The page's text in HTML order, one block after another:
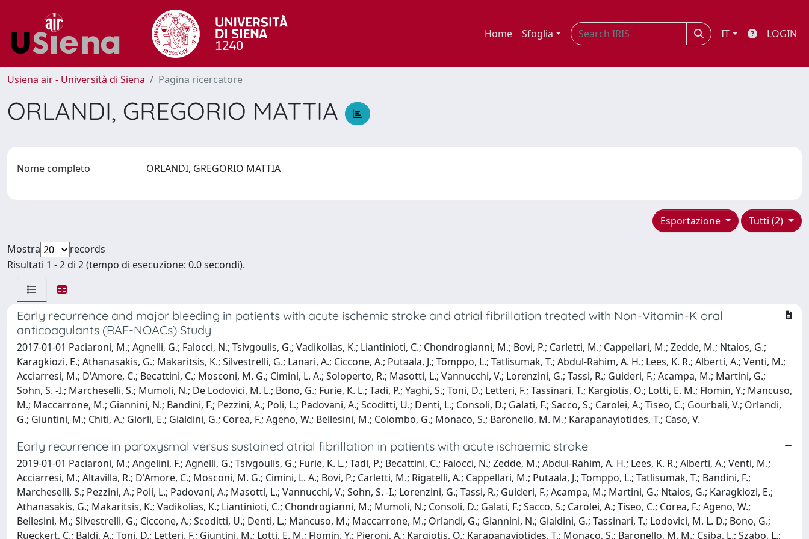
Home Sfoglia IT LOGIN
Usiena air - Università di Siena Pagina ricercatore
ORLANDI, GREGORIO MATTIA
Nome completo ORLANDI, GREGORIO MATTIA
Tutti (2)
Esportazione
Mostra
records
Risultati 1 - 2 di 2 (tempo di esecuzione: 0.0 secondi).
Early recurrence and major bleeding in patients with acute ischemic stroke and atrial fibrillation treated with Non-Vitamin-K oral
anticoagulants (RAF-NOACs) Study
2017-01-01 Paciaroni, M.; Agnelli, G.; Falocci, N.; Tsivgoulis, G.; Vadikolias, K.; Liantinioti, C.; Chondrogianni, M.; Bovi, P.; Carletti, M.; Cappellari, M.; Zedde, M.; Ntaios, G.;
Karagkiozi, E.; Athanasakis, G.; Makaritsis, K.; Silvestrelli, G.; Lanari, A.; Ciccone, A.; Putaala, J.; Tomppo, L.; Tatlisumak, T.; Abdul-Rahim, A. H.; Lees, K. R.; Alberti, A.; Venti, M.;
Acciarresi, M.; D'Amore, C.; Becattini, C.; Mosconi, M. G.; Cimini, L. A.; Soloperto, R.; Masotti, L.; Vannucchi, V.; Lorenzini, G.; Tassi, R.; Guideri, F.; Acampa, M.; Martini, G.;
Sohn, S. -I.; Marcheselli, S.; Mumoli, N.; De Lodovici, M. L.; Bono, G.; Furie, K. L.; Tadi, P.; Yaghi, S.; Toni, D.; Letteri, F.; Tassinari, T.; Kargiotis, O.; Lotti, E. M.; Flomin, Y.; Mancuso,
M.; Maccarrone, M.; Giannini, N.; Bandini, F.; Pezzini, A.; Poli, L.; Padovani, A.; Scoditti, U.; Denti, L.; Consoli, D.; Galati, F.; Sacco, S.; Carolei, A.; Tiseo, C.; Gourbali, V.; Orlandi,
G.; Giuntini, M.; Chiti, A.; Giorli, E.; Gialdini, G.; Corea, F.; Ageno, W.; Bellesini, M.; Colombo, G.; Monaco, S.; Baronello, M. M.; Karapanayiotides, T.; Caso, V.
Early recurrence in paroxysmal versus sustained atrial fibrillation in patients with acute ischaemic stroke
2019-01-01 Paciaroni, M.; Angelini, F.; Agnelli, G.; Tsivgoulis, G.; Furie, K. L.; Tadi, P.; Becattini, C.; Falocci, N.; Zedde, M.; Abdul-Rahim, A. H.; Lees, K. R.; Alberti, A.; Venti, M.;
Acciarresi, M.; Altavilla, R.; D'Amore, C.; Mosconi, M. G.; Cimini, L. A.; Bovi, P.; Carletti, M.; Rigatelli, A.; Cappellari, M.; Putaala, J.; Tomppo, L.; Tatlisumak, T.; Bandini, F.;
Marcheselli, S.; Pezzini, A.; Poli, L.; Padovani, A.; Masotti, L.; Vannucchi, V.; Sohn, S. -I.; Lorenzini, G.; Tassi, R.; Guideri, F.; Acampa, M.; Martini, G.; Ntaios, G.; Karagkiozi, E.;
Athanasakis, G.; Makaritsis, K.; Vadikolias, K.; Liantinioti, C.; Chondrogianni, M.; Mumoli, N.; Consoli, D.; Galati, F.; Sacco, S.; Carolei, A.; Tiseo, C.; Corea, F.; Ageno, W.;
Bellesini, M.; Silvestrelli, G.; Ciccone, A.; Scoditti, U.; Denti, L.; Mancuso, M.; Maccarrone, M.; Orlandi, G.; Giannini, N.; Gialdini, G.; Tassinari, T.; Lodovici, M. L. D.; Bono, G.;
Rueckert, C.; Baldi, A.; Toni, D.; Letteri, F.; Giuntini, M.; Lotti, E. M.; Flomin, Y.; Pieroni, A.; Kargiotis, O.; Karapanayiotides, T.; Monaco, S.; Baronello, M. M.; Csiba, L.; Szabo, L.;